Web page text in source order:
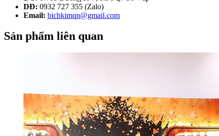
DĐ: 0932 727 355 (Zalo)
Email: bichkimqn@gmail.com
Sản phẩm liên quan